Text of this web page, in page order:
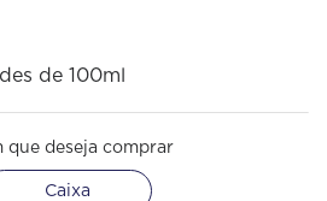
de 100ml
que deseja comprar
Caixa